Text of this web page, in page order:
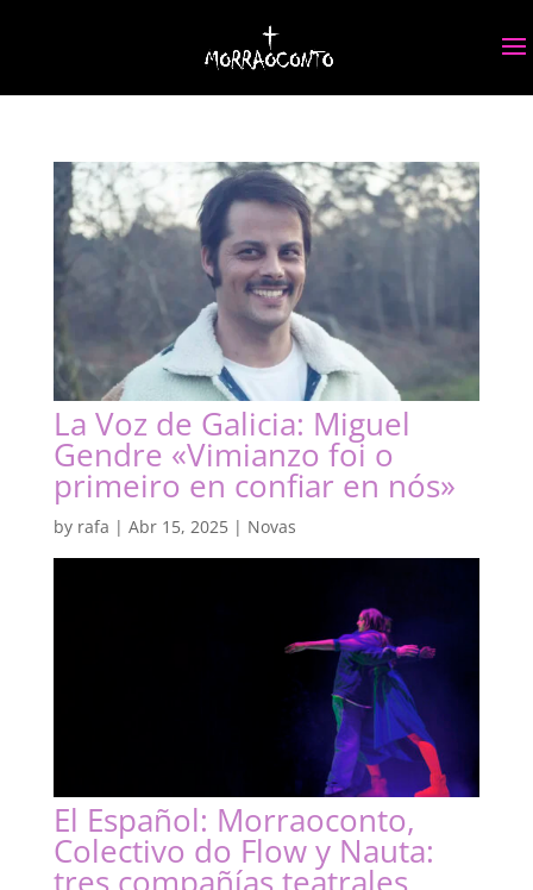
La Voz de Galicia: Miguel
Gendre «Vimianzo foi o
primeiro en confiar en nós»
by rafa | Abr 15, 2025| Novas
El Español: Morraoconto,
Colectivo do Flow y Nauta: